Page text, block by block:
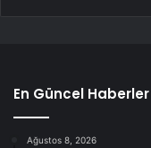
En Güncel Haberler
Ağustos 8, 2026